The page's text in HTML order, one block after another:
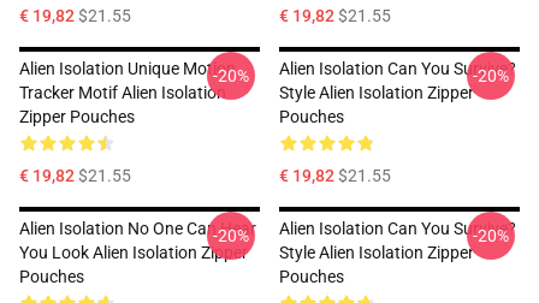
€ 19,82$21.55 € 19,82$21.55
Alien Isolation Unique Motion
Tracker Motif Alien Isolation
Zipper Pouches
€ 19,82$21.55
-20%
Alien Isolation Can You Survive?
Style Alien Isolation Zipper
Pouches
€ 19,82$21.55
-20%
Alien Isolation No One Can Hear
You Look Alien Isolation Zipper
Pouches
-20%
Alien Isolation Can You Survive?
Style Alien Isolation Zipper
Pouches
-20%